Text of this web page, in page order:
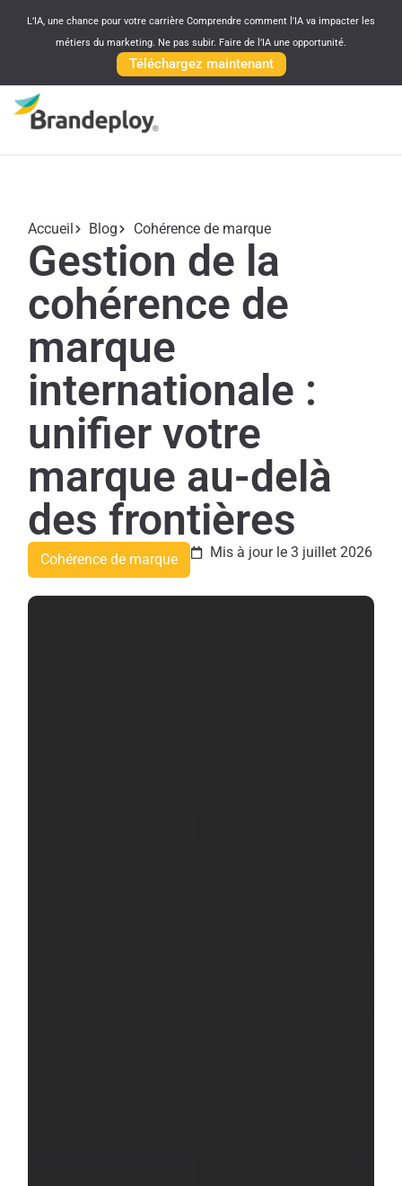
L’IA, une chance pour votre carrière Comprendre comment l'IA va impacter les
métiers du marketing. Ne pas subir. Faire de l’IA une opportunité.
Téléchargez maintenant
Accueil Blog Cohérence de marque
Gestion de la
cohérence de
marque
internationale :
unifier votre
marque au-delà
des frontières
Cohérence de marque Mis à jour le 3 juillet 2026